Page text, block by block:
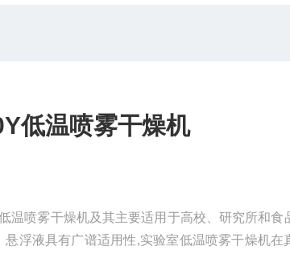
低温喷雾干燥机
温喷雾干燥机及其主要适用于高校、研究所和食
浮液具有广谱适用性,实验室低温喷雾干燥机在